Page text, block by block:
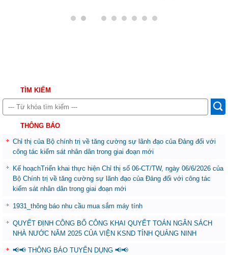
TÌM KIẾM
THÔNG BÁO
Chỉ thị của Bộ chính trị về tăng cường sự lãnh đạo của Đảng đối với
công tác kiểm sát nhân dân trong giai đoạn mới
Kế hoạchTriển khai thực hiện Chỉ thị số 06-CT/TW, ngày 06/6/2026 của
Bộ Chính trị về tăng cường sự lãnh đạo của Đảng đối với công tác
kiểm sát nhân dân trong giai đoạn mới
1931_thông báo nhu cầu mua sắm máy tính
QUYẾT ĐỊNH CÔNG BỐ CÔNG KHAI QUYẾT TOÁN NGÂN SÁCH
NHÀ NƯỚC NĂM 2025 CỦA VIỆN KSND TỈNH QUẢNG NINH
📢📢 THÔNG BÁO TUYỂN DỤNG 📢📢